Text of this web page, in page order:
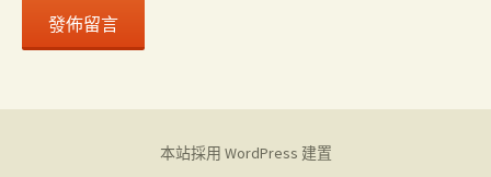
本站採用 WordPress 建置